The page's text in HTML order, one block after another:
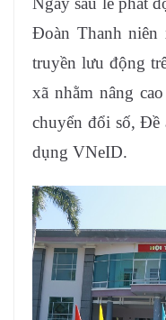
Đoàn Thanh niên
truyền lưu động
xã nhằm nâng
chuyển đổi số, Đề
dụng VNeID.